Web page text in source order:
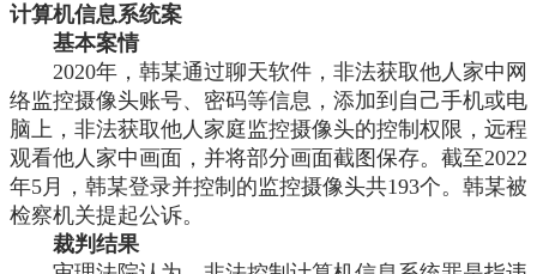
计算机信息系统案
基本案情
2020年，韩某通过聊天软件，非法获取他人家中网
络监控摄像头账号、密码等信息，添加到自己手机或电
脑上，非法获取他人家庭监控摄像头的控制权限，远程
观看他人家中画面，并将部分画面截图保存。截至2022
年5月，韩某登录并控制的监控摄像头共193个。韩某被
检察机关提起公诉。
裁判结果